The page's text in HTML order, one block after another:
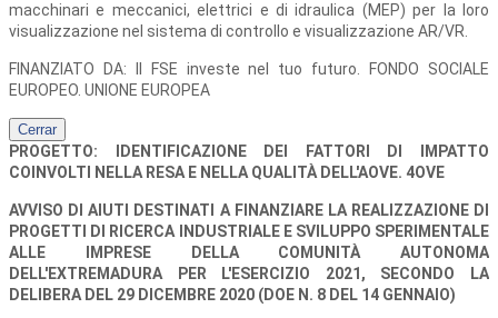
macchinari e meccanici, elettrici e di idraulica (MEP) per la loro
visualizzazione nel sistema di controllo e visualizzazione AR/VR.
FINANZIATO DA: Il FSE investe nel tuo futuro. FONDO SOCIALE
EUROPEO. UNIONE EUROPEA
Cerrar
PROGETTO: IDENTIFICAZIONE DEI FATTORI DI IMPATTO
COINVOLTI NELLA RESA E NELLA QUALITÀ DELL'AOVE. 4OVE
AVVISO DI AIUTI DESTINATI A FINANZIARE LA REALIZZAZIONE DI
PROGETTI DI RICERCA INDUSTRIALE E SVILUPPO SPERIMENTALE
ALLE IMPRESE DELLA COMUNITÀ AUTONOMA
DELL'EXTREMADURA PER L'ESERCIZIO 2021, SECONDO LA
DELIBERA DEL 29 DICEMBRE 2020 (DOE N. 8 DEL 14 GENNAIO)